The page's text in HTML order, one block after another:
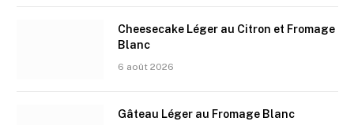
Cheesecake Léger au Citron et Fromage
Blanc
6 août 2026
Gâteau Léger au Fromage Blanc